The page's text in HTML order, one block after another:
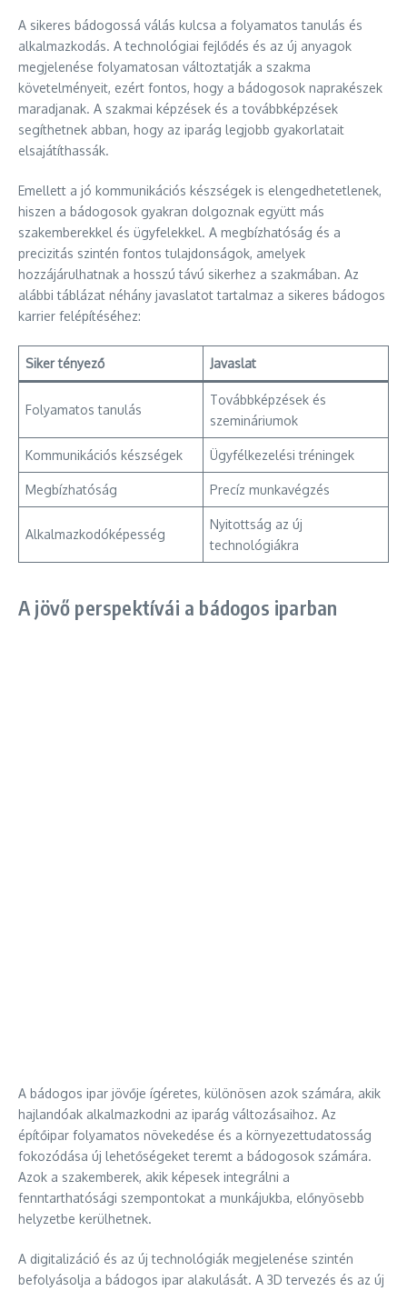
A sikeres bádogossá válás kulcsa a folyamatos tanulás és
alkalmazkodás. A technológiai fejlődés és az új anyagok
megjelenése folyamatosan változtatják a szakma
követelményeit, ezért fontos, hogy a bádogosok naprakészek
maradjanak. A szakmai képzések és a továbbképzések
segíthetnek abban, hogy az iparág legjobb gyakorlatait
elsajátíthassák.
Emellett a jó kommunikációs készségek is elengedhetetlenek,
hiszen a bádogosok gyakran dolgoznak együtt más
szakemberekkel és ügyfelekkel. A megbízhatóság és a
precizitás szintén fontos tulajdonságok, amelyek
hozzájárulhatnak a hosszú távú sikerhez a szakmában. Az
alábbi táblázat néhány javaslatot tartalmaz a sikeres bádogos
karrier felépítéséhez:
Siker tényező Javaslat
Folyamatos tanulás
Továbbképzések és
szemináriumok
Kommunikációs készségek Ügyfélkezelési tréningek
Megbízhatóság Precíz munkavégzés
Alkalmazkodóképesség
Nyitottság az új
technológiákra
A jövő perspektívái a bádogos iparban
A bádogos ipar jövője ígéretes, különösen azok számára, akik
hajlandóak alkalmazkodni az iparág változásaihoz. Az
építőipar folyamatos növekedése és a környezettudatosság
fokozódása új lehetőségeket teremt a bádogosok számára.
Azok a szakemberek, akik képesek integrálni a
fenntarthatósági szempontokat a munkájukba, előnyösebb
helyzetbe kerülhetnek.
A digitalizáció és az új technológiák megjelenése szintén
befolyásolja a bádogos ipar alakulását. A 3D tervezés és az új